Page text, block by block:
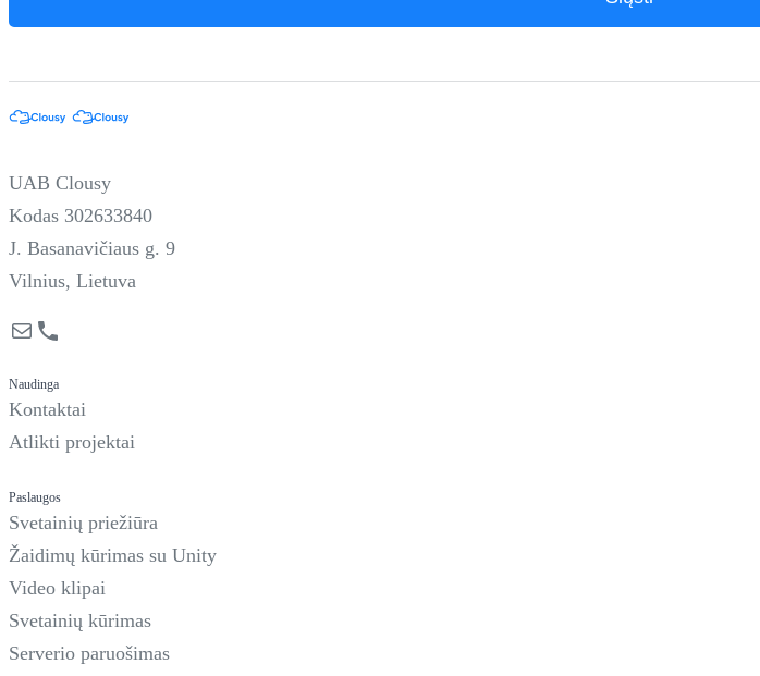
UAB Clousy
Kodas 302633840
J. Basanavičiaus g. 9
Vilnius, Lietuva
MailPhone
Naudinga
Kontaktai
Atlikti projektai
Paslaugos
Svetainių priežiūra
Žaidimų kūrimas su Unity
Video klipai
Svetainių kūrimas
Serverio paruošimas